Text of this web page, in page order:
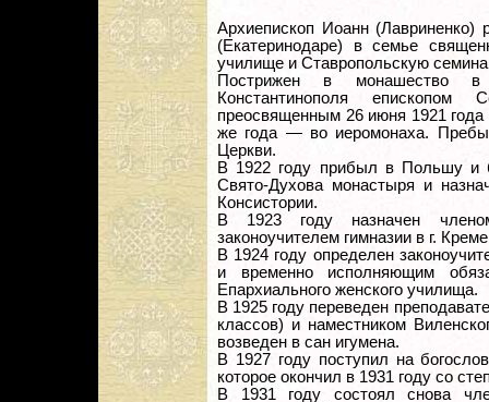
Архиепископ Иоанн (Лавриненко)
(Екатеринодаре) в семье
училище и Ставропольскую
Пострижен в монашество в
Константинополя епископом
преосвященным 26 июня 1921 года
же года — во иеромонаха.
Церкви.
В 1922 году прибыл в Польшу и
Свято-Духова монастыря и
Консистории.
В 1923 году назначен
законоучителем гимназии в г.
В 1924 году определен
и временно исполняющим
Епархиального женского училища.
В 1925 году переведен
классов) и наместником
возведен в сан игумена.
В 1927 году поступил на
которое окончил в 1931 году со
В 1931 году состоял снова